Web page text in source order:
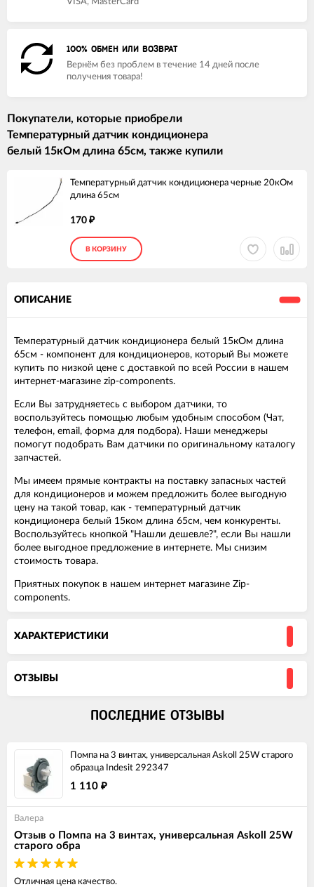
VISA, MasterCard
100% ОБМЕН ИЛИ ВОЗВРАТ
Вернём без проблем в течение 14 дней после
получения товара!
Покупатели, которые приобрели
Температурный датчик кондиционера
белый 15кОм длина 65см, также купили
Температурный датчик кондиционера черные 20кОм
длина 65см
170 ₽
В КОРЗИНУ
ОПИСАНИЕ
Температурный датчик кондиционера белый 15кОм длина
65см - компонент для кондиционеров, который Вы можете
купить по низкой цене с доставкой по всей России в нашем
интернет-магазине zip-components.
Если Вы затрудняетесь с выбором датчики, то
воспользуйтесь помощью любым удобным способом (Чат,
телефон, email, форма для подбора). Наши менеджеры
помогут подобрать Вам датчики по оригинальному каталогу
запчастей.
Мы имеем прямые контракты на поставку запасных частей
для кондиционеров и можем предложить более выгодную
цену на такой товар, как - температурный датчик
кондиционера белый 15ком длина 65см, чем конкуренты.
Воспользуйтесь кнопкой "Нашли дешевле?", если Вы нашли
более выгодное предложение в интернете. Мы снизим
стоимость товара.
Приятных покупок в нашем интернет магазине Zip-
components.
ХАРАКТЕРИСТИКИ
ОТЗЫВЫ
ПОСЛЕДНИЕ ОТЗЫВЫ
Помпа на 3 винтах, универсальная Askoll 25W старого
образца Indesit 292347
1 110 ₽
Валера
Отзыв о Помпа на 3 винтах, универсальная Askoll 25W
старого обра
Отличная цена качество.